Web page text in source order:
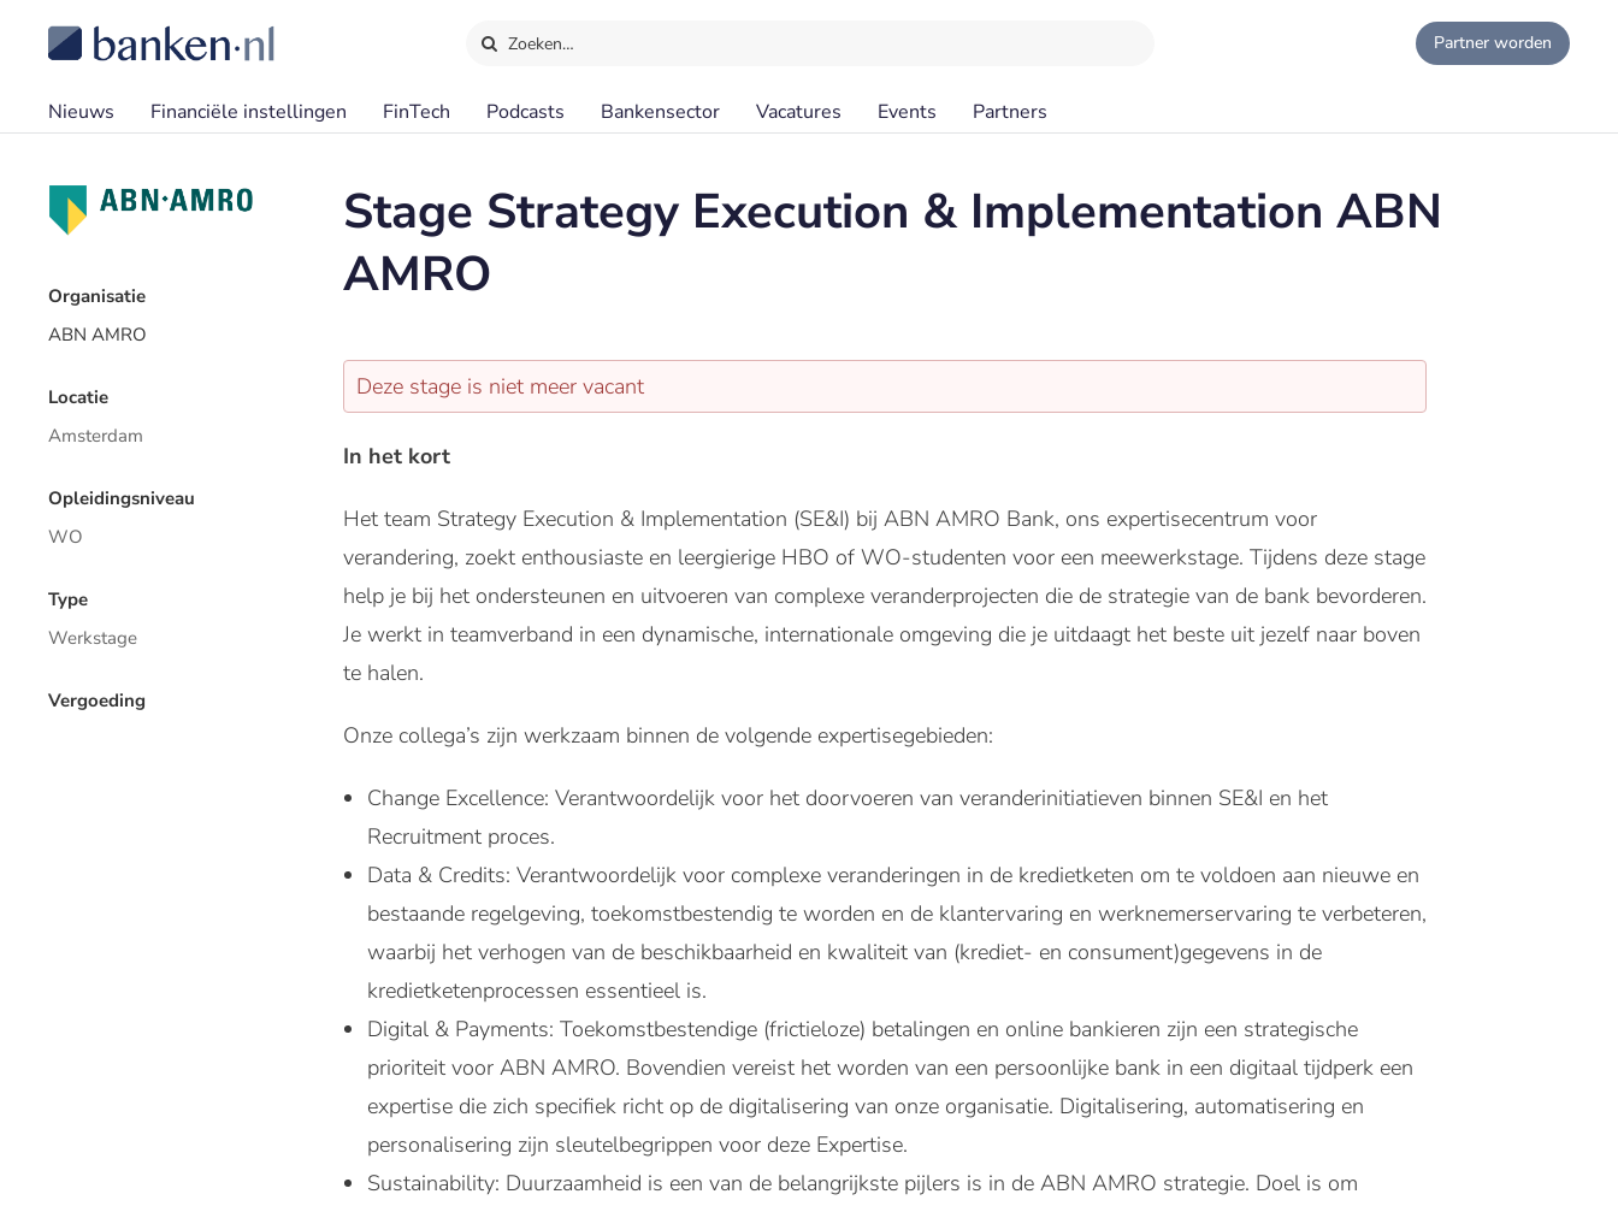
Zoeken… Partner worden
Nieuws Financiële instellingen FinTech Podcasts Bankensector Vacatures Events Partners
Stage Strategy Execution & Implementation ABN
AMRO
Organisatie
ABN AMRO
Locatie
Amsterdam
Opleidingsniveau
WO
Type
Werkstage
Vergoeding
Deze stage is niet meer vacant
In het kort
Het team Strategy Execution & Implementation (SE&I) bij ABN AMRO Bank, ons expertisecentrum voor
verandering, zoekt enthousiaste en leergierige HBO of WO-studenten voor een meewerkstage. Tijdens deze stage
help je bij het ondersteunen en uitvoeren van complexe veranderprojecten die de strategie van de bank bevorderen.
Je werkt in teamverband in een dynamische, internationale omgeving die je uitdaagt het beste uit jezelf naar boven
te halen.
Onze collega’s zijn werkzaam binnen de volgende expertisegebieden:
Change Excellence: Verantwoordelijk voor het doorvoeren van veranderinitiatieven binnen SE&I en het
Recruitment proces.
Data & Credits: Verantwoordelijk voor complexe veranderingen in de kredietketen om te voldoen aan nieuwe en
bestaande regelgeving, toekomstbestendig te worden en de klantervaring en werknemerservaring te verbeteren,
waarbij het verhogen van de beschikbaarheid en kwaliteit van (krediet- en consument)gegevens in de
kredietketenprocessen essentieel is.
Digital & Payments: Toekomstbestendige (frictieloze) betalingen en online bankieren zijn een strategische
prioriteit voor ABN AMRO. Bovendien vereist het worden van een persoonlijke bank in een digitaal tijdperk een
expertise die zich specifiek richt op de digitalisering van onze organisatie. Digitalisering, automatisering en
personalisering zijn sleutelbegrippen voor deze Expertise.
Sustainability: Duurzaamheid is een van de belangrijkste pijlers is in de ABN AMRO strategie. Doel is om